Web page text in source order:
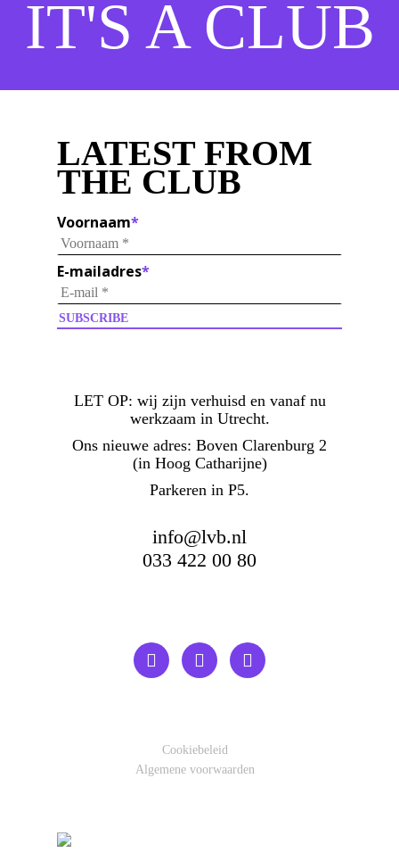
IT'S A CLUB
LATEST FROM
THE CLUB
Voornaam*
E-mailadres*
LET OP: wij zijn verhuisd en vanaf nu
werkzaam in Utrecht.
Ons nieuwe adres: Boven Clarenburg 2
(in Hoog Catharijne)
Parkeren in P5.
info@lvb.nl
033 422 00 80
Cookiebeleid
Algemene voorwaarden